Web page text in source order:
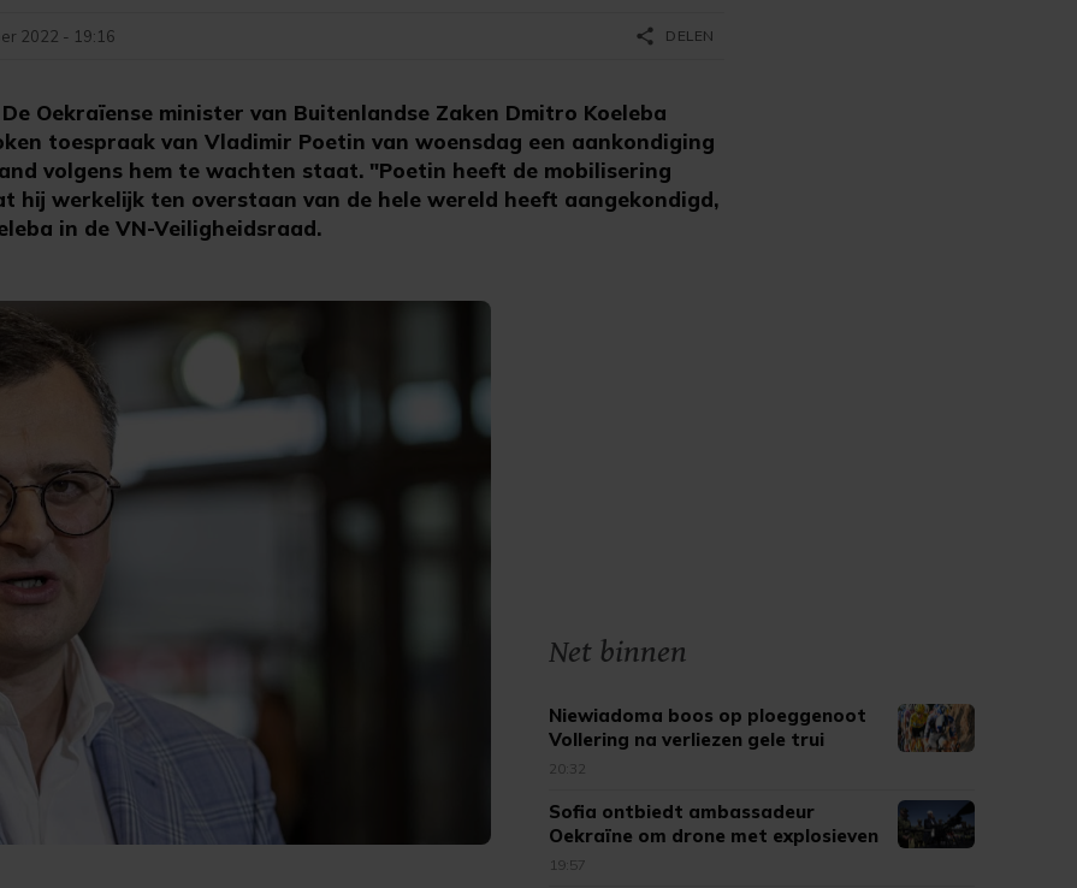
De Oekraïense minister van Buitenlandse Zaken Dmitro Koeleba
toespraak van Vladimir Poetin van woensdag een aankondiging
volgens hem te wachten staat. "Poetin heeft de mobilisering
hij werkelijk ten overstaan van de hele wereld heeft aangekondigd,
in de VN-Veiligheidsraad.
2022 - 19:16 share DELEN
Net binnen
Niewiadoma boos op ploeggenoot
Vollering na verliezen gele trui
20:32
Sofia ontbiedt ambassadeur
Oekraïne om drone met explosieven
19:57